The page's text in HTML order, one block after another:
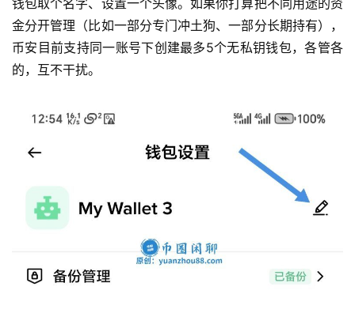
金分开管理（比如一部分专门冲土狗、一部分长期持有），
币安目前支持同一账号下创建最多5个无私钥钱包，各管各
的，互不干扰。